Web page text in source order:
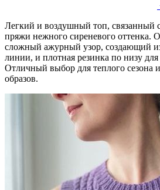
Легкий и воздушный топ, связанный
пряжи нежного сиреневого оттенка.
сложный ажурный узор, создающий
линии, и плотная резинка по низу
Отличный выбор для теплого сезона
образов.